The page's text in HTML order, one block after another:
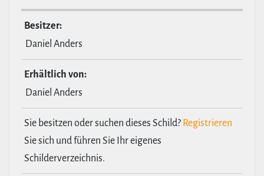
Besitzer:
Daniel Anders
Erhält­lich von:
Daniel Anders
Sie besitzen oder suchen dieses Schild? Registrieren
Sie sich und führen Sie Ihr eigenes
Schilderverzeichnis.